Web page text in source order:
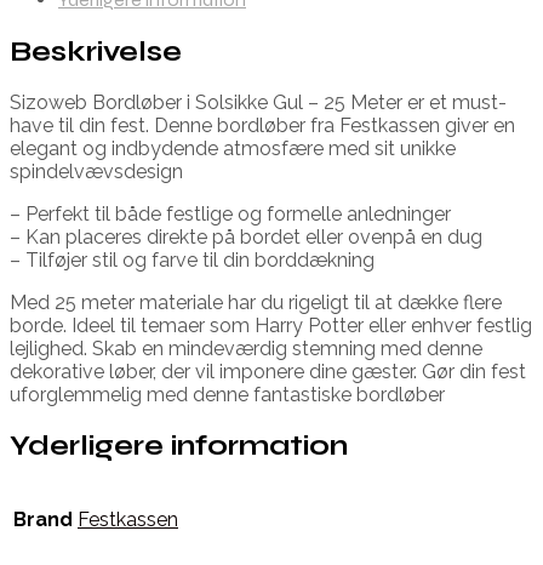
Beskrivelse
Sizoweb Bordløber i Solsikke Gul – 25 Meter er et must-
have til din fest. Denne bordløber fra Festkassen giver en
elegant og indbydende atmosfære med sit unikke
spindelvævsdesign
– Perfekt til både festlige og formelle anledninger
– Kan placeres direkte på bordet eller ovenpå en dug
– Tilføjer stil og farve til din borddækning
Med 25 meter materiale har du rigeligt til at dække flere
borde. Ideel til temaer som Harry Potter eller enhver festlig
lejlighed. Skab en mindeværdig stemning med denne
dekorative løber, der vil imponere dine gæster. Gør din fest
uforglemmelig med denne fantastiske bordløber
Yderligere information
Brand Festkassen